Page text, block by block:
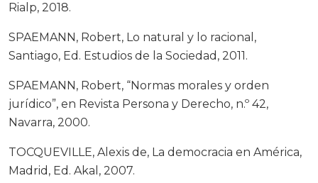
Rialp, 2018.
SPAEMANN, Robert, Lo natural y lo racional,
Santiago, Ed. Estudios de la Sociedad, 2011.
SPAEMANN, Robert, “Normas morales y orden
jurídico”, en Revista Persona y Derecho, n.º 42,
Navarra, 2000.
TOCQUEVILLE, Alexis de, La democracia en América,
Madrid, Ed. Akal, 2007.